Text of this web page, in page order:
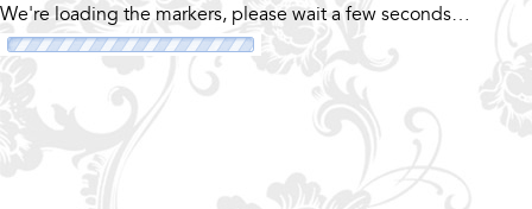
We're loading the markers, please wait a few seconds…